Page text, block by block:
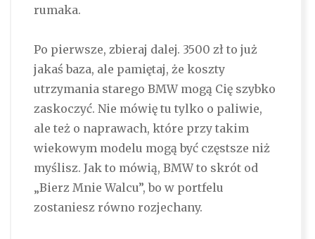
rumaka.
Po pierwsze, zbieraj dalej. 3500 zł to już
jakaś baza, ale pamiętaj, że koszty
utrzymania starego BMW mogą Cię szybko
zaskoczyć. Nie mówię tu tylko o paliwie,
ale też o naprawach, które przy takim
wiekowym modelu mogą być częstsze niż
myślisz. Jak to mówią, BMW to skrót od
„Bierz Mnie Walcu”, bo w portfelu
zostaniesz równo rozjechany.